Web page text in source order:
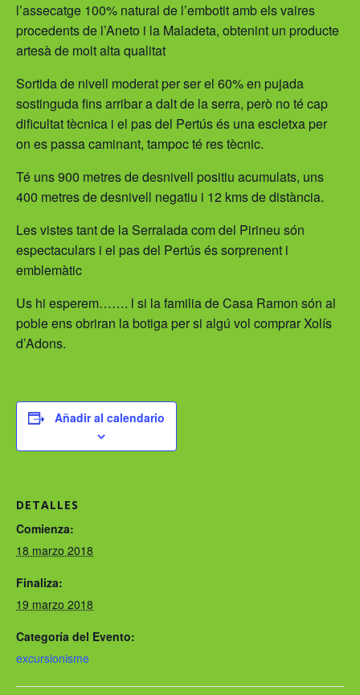
l’assecatge 100% natural de l’embotit amb els vaires
procedents de l’Aneto i la Maladeta, obtenint un producte
artesà de molt alta qualitat
Sortida de nivell moderat per ser el 60% en pujada
sostinguda fins arribar a dalt de la serra, però no té cap
dificultat tècnica i el pas del Pertús és una escletxa per
on es passa caminant, tampoc té res tècnic.
Té uns 900 metres de desnivell positiu acumulats, uns
400 metres de desnivell negatiu i 12 kms de distància.
Les vistes tant de la Serralada com del Pirineu són
espectaculars i el pas del Pertús és sorprenent i
emblemàtic
Us hi esperem……. l si la familia de Casa Ramon són al
poble ens obriran la botiga per si algú vol comprar Xolís
d’Adons.
Añadir al calendario
DETALLES
Comienza:
18 marzo 2018
Finaliza:
19 marzo 2018
Categoría del Evento:
excursionisme